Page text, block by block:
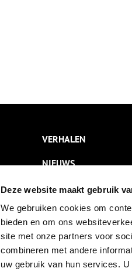
Deze website maakt gebruik
We gebruiken cookies om
bieden en om ons
site met onze partners voor
combineren met andere
uw gebruik van hun services.
VERHALEN
NIEUWS
KALENDER
THEMA’S
ACTIVITEITEN
VIDEO’S